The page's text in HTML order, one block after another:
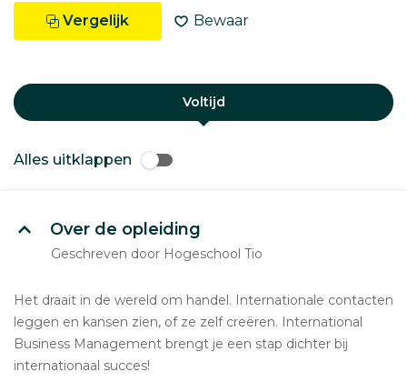
Vergelijk Bewaar
Voltijd
Alles uitklappen
Over de opleiding
Geschreven door Hogeschool Tio
Het draait in de wereld om handel. Internationale contacten
leggen en kansen zien, of ze zelf creëren. International
Business Management brengt je een stap dichter bij
internationaal succes!